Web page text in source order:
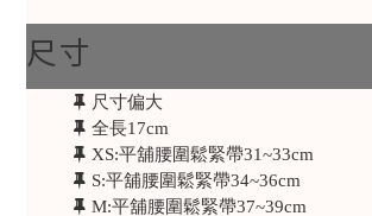
尺寸
尺寸偏大
全長17cm
XS:平舖腰圍鬆緊帶31~33cm
S:平舖腰圍鬆緊帶34~36cm
M:平舖腰圍鬆緊帶37~39cm